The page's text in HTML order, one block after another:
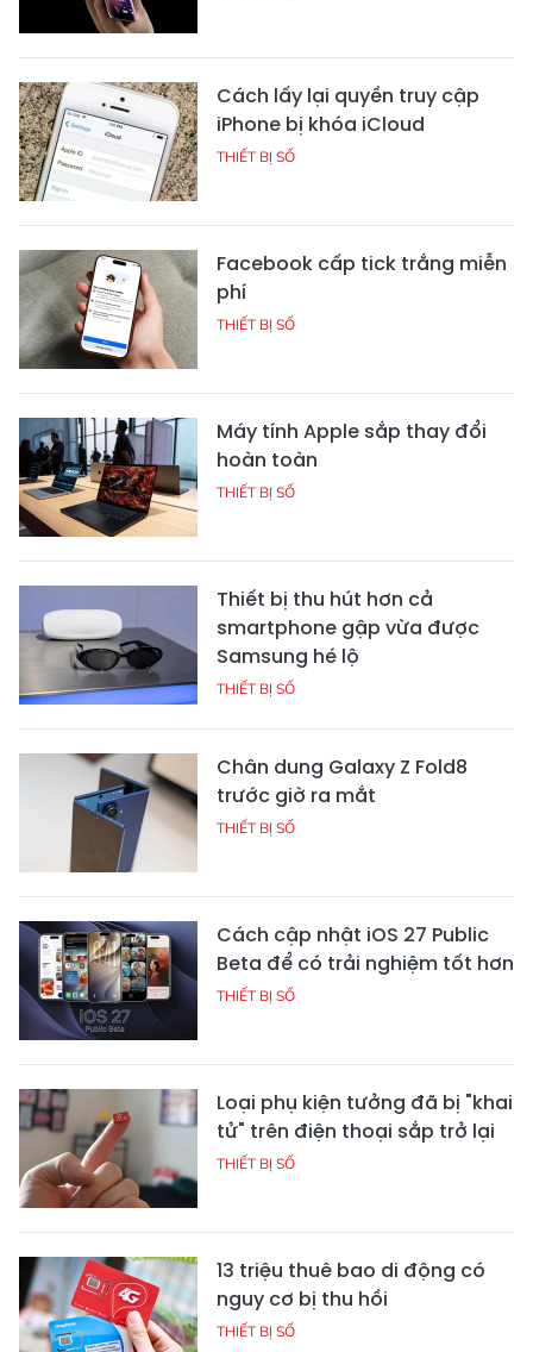
Cách lấy lại quyền truy cập
iPhone bị khóa iCloud
THIẾT BỊ SỐ
Facebook cấp tick trắng miễn
phí
THIẾT BỊ SỐ
Máy tính Apple sắp thay đổi
hoàn toàn
THIẾT BỊ SỐ
Thiết bị thu hút hơn cả
smartphone gập vừa được
Samsung hé lộ
THIẾT BỊ SỐ
Chân dung Galaxy Z Fold8
trước giờ ra mắt
THIẾT BỊ SỐ
Cách cập nhật iOS 27 Public
Beta để có trải nghiệm tốt hơn
THIẾT BỊ SỐ
Loại phụ kiện tưởng đã bị "khai
tử" trên điện thoại sắp trở lại
THIẾT BỊ SỐ
13 triệu thuê bao di động có
nguy cơ bị thu hồi
THIẾT BỊ SỐ